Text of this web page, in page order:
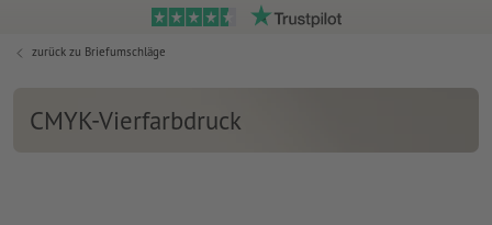
zurück zu Briefumschläge
CMYK-Vierfarbdruck